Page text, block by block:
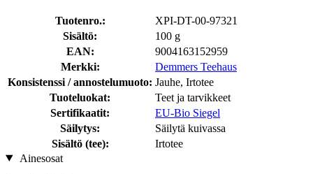
Tuotenro.:
XPI-DT-00-97321
Sisältö:
100 g
EAN:
9004163152959
Merkki:
Demmers Teehaus
Konsistenssi / annostelumuoto: Jauhe, Irtotee
Tuoteluokat:
Teet ja tarvikkeet
Sertifikaatit:
EU-Bio Siegel
Säilytys:
Säilytä kuivassa
Sisältö (tee):
Irtotee
Ainesosat